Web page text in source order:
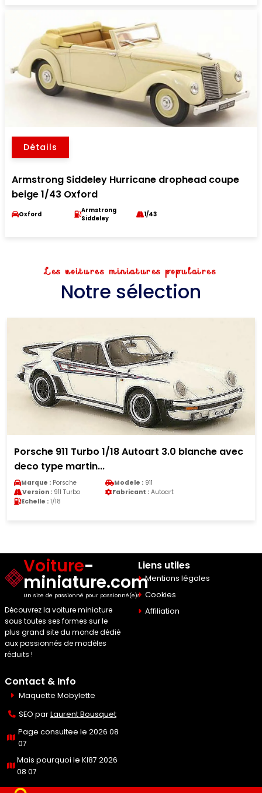
Détails
Armstrong Siddeley Hurricane drophead coupe
beige 1/43 Oxford
Oxford
Armstrong
Siddeley
1/43
Les voitures miniatures populaires
Notre sélection
Porsche 911 RWB 1/64 Tarmac Works rose 1:64
Marque : Porsche
Echelle : 1/64
Voiture-
miniature.com
Un site de passionné pour passionné(e)s
Découvrez la voiture miniature
sous toutes ses formes sur le
plus grand site du monde dédié
aux passionnés de modèles
réduits !
Liens utiles
Mentions légales
Cookies
Affiliation
Contact & Info
Maquette Mobylette
SEO parLaurent Bousquet
Page consultee le 2026 08
07
Mais pourquoi le KI87 2026
08 07